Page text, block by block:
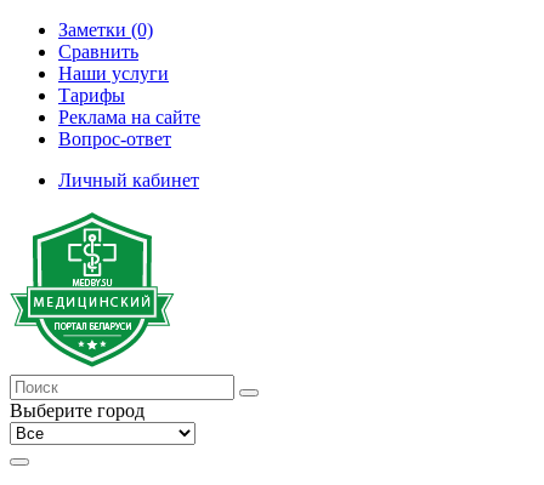
Заметки (0)
Сравнить
Наши услуги
Тарифы
Реклама на сайте
Вопрос-ответ
Личный кабинет
Выберите город